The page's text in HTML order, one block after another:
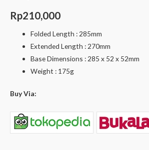
Rp210,000
Folded Length : 285mm
Extended Length : 270mm
Base Dimensions : 285 x 52 x 52mm
Weight : 175g
Buy Via: